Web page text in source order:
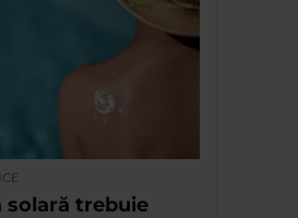
solară trebuie